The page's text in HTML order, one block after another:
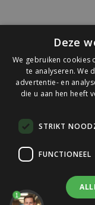
1
Deze
We gebruiken cookies
te analyseren. We
advertentie- en
die u aan hen heeft
STRIKT
FUNCTIONEEL